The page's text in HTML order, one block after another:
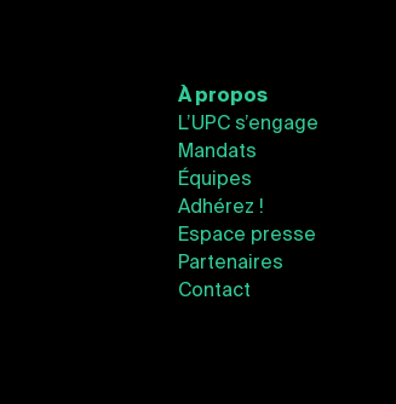
À propos
L’UPC s’engage
Mandats
Équipes
Adhérez !
Espace presse
Partenaires
Contact